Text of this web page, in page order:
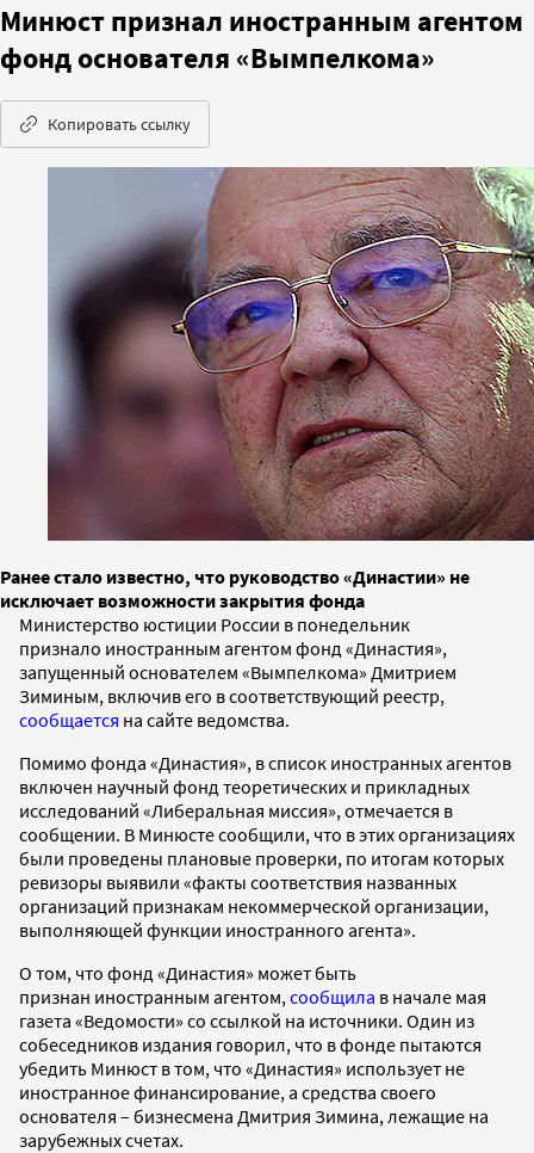
Минюст признал иностранным агентом
фонд основателя «Вымпелкома»
Копировать ссылку
Ранее стало известно, что руководство «Династии» не
исключает возможности закрытия фонда
Министерство юстиции России в понедельник
признало иностранным агентом фонд «Династия»,
запущенный основателем «Вымпелкома» Дмитрием
Зиминым, включив его в соответствующий реестр,
сообщается на сайте ведомства.
Помимо фонда «Династия», в список иностранных агентов
включен научный фонд теоретических и прикладных
исследований «Либеральная миссия», отмечается в
сообщении. В Минюсте сообщили, что в этих организациях
были проведены плановые проверки, по итогам которых
ревизоры выявили «факты соответствия названных
организаций признакам некоммерческой организации,
выполняющей функции иностранного агента».
О том, что фонд «Династия» может быть
признан иностранным агентом, сообщила в начале мая
газета «Ведомости» со ссылкой на источники. Один из
собеседников издания говорил, что в фонде пытаются
убедить Минюст в том, что «Династия» использует не
иностранное финансирование, а средства своего
основателя – бизнесмена Дмитрия Зимина, лежащие на
зарубежных счетах.